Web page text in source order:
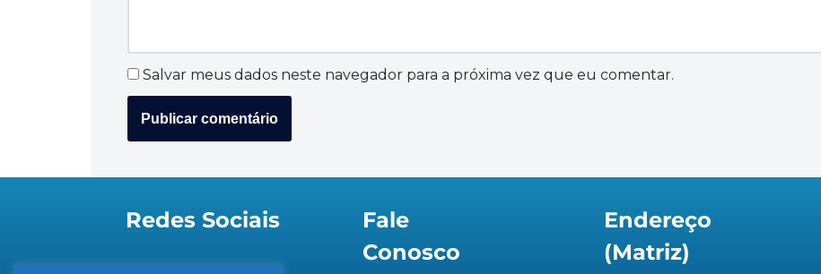
Salvar meus dados neste navegador para a próxima vez que eu comentar.
Redes Sociais
Fale
Conosco
Endereço
(Matriz)